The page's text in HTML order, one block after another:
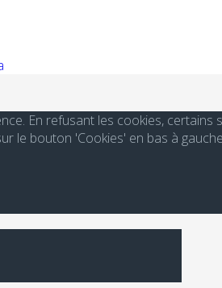
En refusant les cookies,
le bouton 'Cookies' en bas à